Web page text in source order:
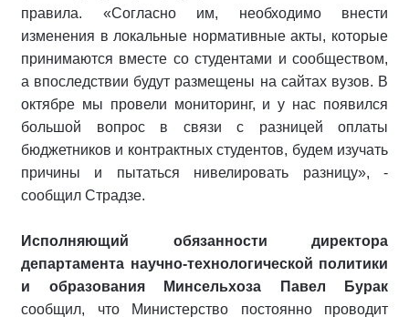
правила. «Согласно им, необходимо внести
изменения в локальные нормативные акты, которые
принимаются вместе со студентами и сообществом,
а впоследствии будут размещены на сайтах вузов. В
октябре мы провели мониторинг, и у нас появился
большой вопрос в связи с разницей оплаты
бюджетников и контрактных студентов, будем изучать
причины и пытаться нивелировать разницу», -
сообщил Страдзе.
Исполняющий обязанности директора
департамента научно-технологической политики
и образования Минсельхоза Павел Бурак
сообщил, что Министерство постоянно проводит